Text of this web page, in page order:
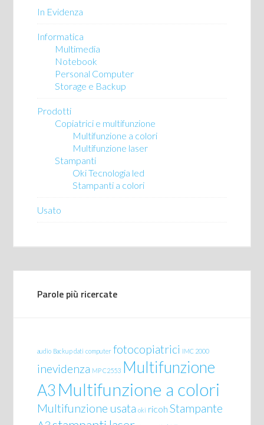
In Evidenza
Informatica
Multimedia
Notebook
Personal Computer
Storage e Backup
Prodotti
Copiatrici e multifunzione
Multifunzione a colori
Multifunzione laser
Stampanti
Oki Tecnologia led
Stampanti a colori
Usato
Parole più ricercate
audio Backup dati computer fotocopiatrici IMC 2000
inevidenza MP C2553 Multifunzione
A3 Multifunzione a colori
Multifunzione usata oki ricoh Stampante